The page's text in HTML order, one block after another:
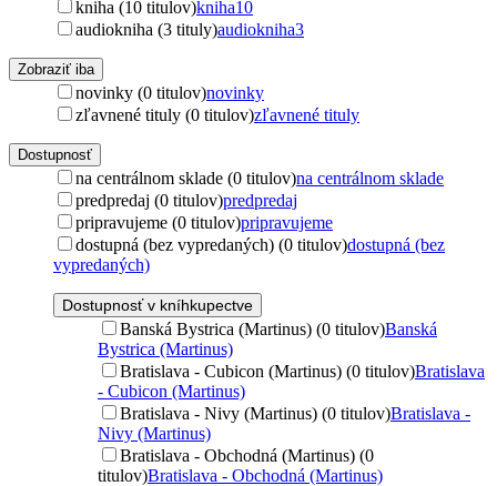
kniha (10 titulov)kniha10
audiokniha (3 tituly)audiokniha3
Zobraziť iba
novinky (0 titulov)novinky
zľavnené tituly (0 titulov)zľavnené tituly
Dostupnosť
na centrálnom sklade (0 titulov)na centrálnom sklade
predpredaj (0 titulov)predpredaj
pripravujeme (0 titulov)pripravujeme
dostupná (bez vypredaných) (0 titulov)dostupná (bez
vypredaných)
Dostupnosť v kníhkupectve
Banská Bystrica (Martinus) (0 titulov)Banská
Bystrica (Martinus)
Bratislava - Cubicon (Martinus) (0 titulov)Bratislava
- Cubicon (Martinus)
Bratislava - Nivy (Martinus) (0 titulov)Bratislava -
Nivy (Martinus)
Bratislava - Obchodná (Martinus) (0
titulov)Bratislava - Obchodná (Martinus)